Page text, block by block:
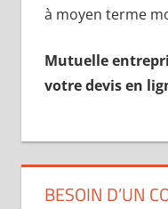
à moyen terme
Mutuelle
votre devis en
BESOIN D’UN